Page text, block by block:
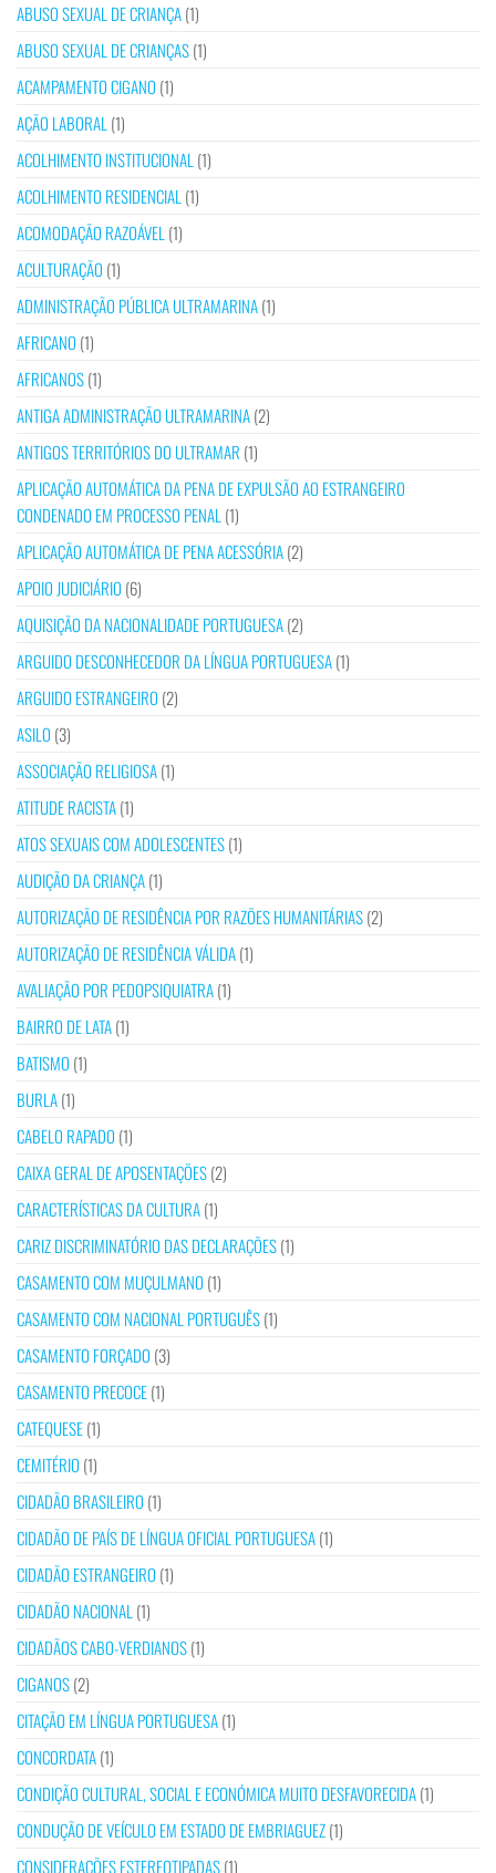
ABUSO SEXUAL DE CRIANÇA(1)
ABUSO SEXUAL DE CRIANÇAS(1)
ACAMPAMENTO CIGANO (1)
AÇÃO LABORAL (1)
ACOLHIMENTO INSTITUCIONAL (1)
ACOLHIMENTO RESIDENCIAL (1)
ACOMODAÇÃO RAZOÁVEL (1)
ACULTURAÇÃO (1)
ADMINISTRAÇÃO PÚBLICA ULTRAMARINA(1)
AFRICANO (1)
AFRICANOS(1)
ANTIGA ADMINISTRAÇÃO ULTRAMARINA(2)
ANTIGOS TERRITÓRIOS DO ULTRAMAR (1)
APLICAÇÃO AUTOMÁTICA DA PENA DE EXPULSÃO AO ESTRANGEIRO
CONDENADO EM PROCESSO PENAL (1)
APLICAÇÃO AUTOMÁTICA DE PENA ACESSÓRIA(2)
APOIO JUDICIÁRIO (6)
AQUISIÇÃO DA NACIONALIDADE PORTUGUESA(2)
ARGUIDO DESCONHECEDOR DA LÍNGUA PORTUGUESA(1)
ARGUIDO ESTRANGEIRO (2)
ASILO (3)
ASSOCIAÇÃO RELIGIOSA(1)
ATITUDE RACISTA(1)
ATOS SEXUAIS COM ADOLESCENTES(1)
AUDIÇÃO DA CRIANÇA(1)
AUTORIZAÇÃO DE RESIDÊNCIA POR RAZÕES HUMANITÁRIAS(2)
AUTORIZAÇÃO DE RESIDÊNCIA VÁLIDA(1)
AVALIAÇÃO POR PEDOPSIQUIATRA(1)
BAIRRO DE LATA(1)
BATISMO (1)
BURLA(1)
CABELO RAPADO (1)
CAIXA GERAL DE APOSENTAÇÕES(2)
CARACTERÍSTICAS DA CULTURA(1)
CARIZ DISCRIMINATÓRIO DAS DECLARAÇÕES(1)
CASAMENTO COM MUÇULMANO (1)
CASAMENTO COM NACIONAL PORTUGUÊS(1)
CASAMENTO FORÇADO (3)
CASAMENTO PRECOCE(1)
CATEQUESE(1)
CEMITÉRIO (1)
CIDADÃO BRASILEIRO (1)
CIDADÃO DE PAÍS DE LÍNGUA OFICIAL PORTUGUESA(1)
CIDADÃO ESTRANGEIRO (1)
CIDADÃO NACIONAL (1)
CIDADÃOS CABO-VERDIANOS(1)
CIGANOS(2)
CITAÇÃO EM LÍNGUA PORTUGUESA(1)
CONCORDATA(1)
CONDIÇÃO CULTURAL, SOCIAL E ECONÓMICA MUITO DESFAVORECIDA(1)
CONDUÇÃO DE VEÍCULO EM ESTADO DE EMBRIAGUEZ(1)
CONSIDERAÇÕES ESTEREOTIPADAS(1)